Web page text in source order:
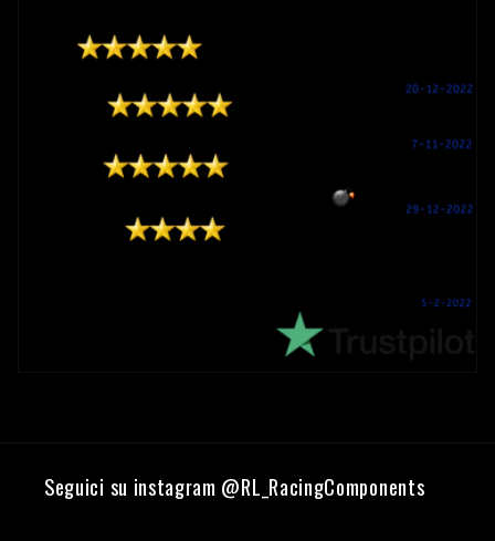
Seguici su instagram @RL_RacingComponents